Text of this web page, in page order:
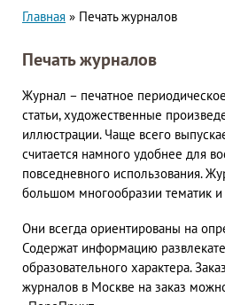
Главная » Печать журналов
Печать журналов
Журнал – печатное
статьи, художественные
иллюстрации. Чаще всего
считается намного удобнее для
повседневного использования.
большом многообразии тематик
Они всегда ориентированы на
Содержат информацию
образовательного характера.
журналов в Москве на заказ